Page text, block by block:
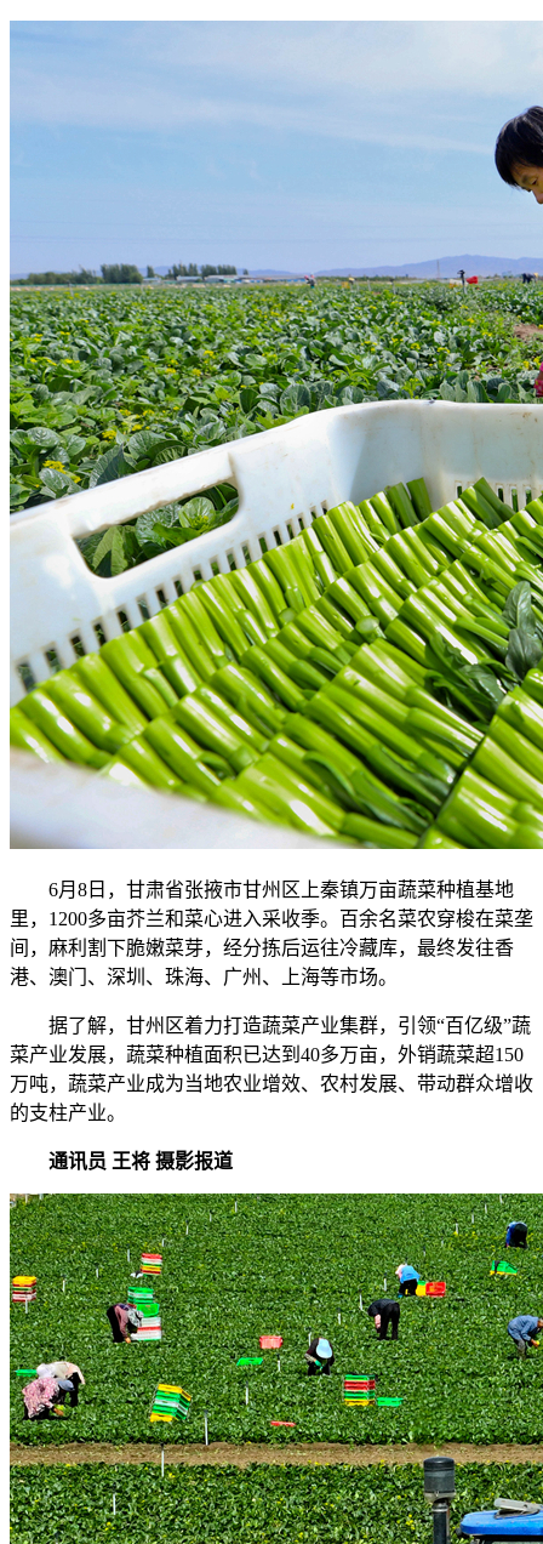
6月8日，甘肃省张掖市甘州区上秦镇万亩蔬菜种植基地
里，1200多亩芥兰和菜心进入采收季。百余名菜农穿梭在菜垄
间，麻利割下脆嫩菜芽，经分拣后运往冷藏库，最终发往香
港、澳门、深圳、珠海、广州、上海等市场。
据了解，甘州区着力打造蔬菜产业集群，引领“百亿级”蔬
菜产业发展，蔬菜种植面积已达到40多万亩，外销蔬菜超150
万吨，蔬菜产业成为当地农业增效、农村发展、带动群众增收
的支柱产业。
通讯员 王将 摄影报道